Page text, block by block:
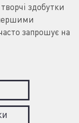
здобутки
запрошує на